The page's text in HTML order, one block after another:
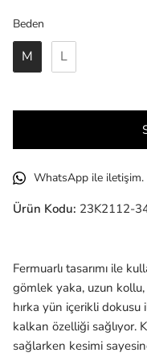
Beden
Beden
M L
WhatsApp ile iletişim.
Ürün Kodu: 23K2112-
Fermuarlı tasarımı ile
gömlek yaka, uzun
hırka yün içerikli
kalkan özelliği sağlıyor.
sağlarken kesimi